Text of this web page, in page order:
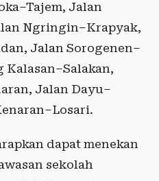
Jalan
Ngringin–Krapyak,
Jalan Sorogenen–
Kalasan–Salakan,
Jalan Dayu–
dapat menekan
sekolah